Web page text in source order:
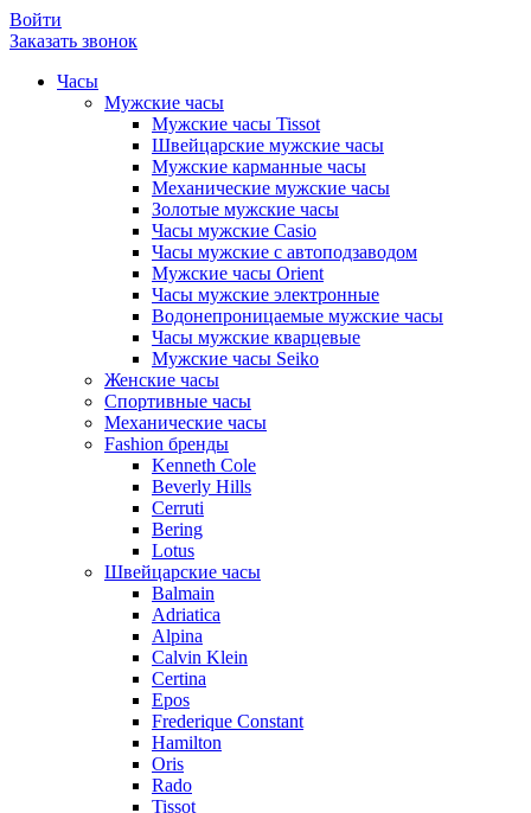
Войти
Заказать звонок
Часы
Мужские часы
Мужские часы Tissot
Швейцарские мужские часы
Мужские карманные часы
Механические мужские часы
Золотые мужские часы
Часы мужские Casio
Часы мужские с автоподзаводом
Мужские часы Orient
Часы мужские электронные
Водонепроницаемые мужские часы
Часы мужские кварцевые
Мужские часы Seiko
Женские часы
Спортивные часы
Механические часы
Fashion бренды
Kenneth Cole
Beverly Hills
Cerruti
Bering
Lotus
Швейцарские часы
Balmain
Adriatica
Alpina
Calvin Klein
Certina
Epos
Frederique Constant
Hamilton
Oris
Rado
Tissot